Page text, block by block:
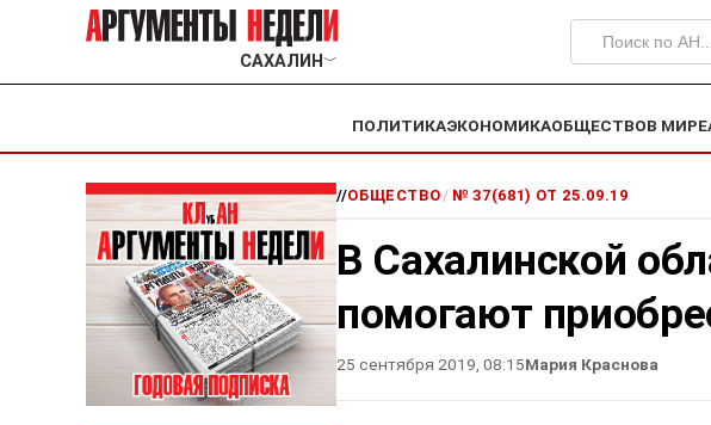
САХАЛИН ﹀
ПОЛИТИКАЭКОНОМИКАОБЩЕСТВОВ МИРЕ
//ОБЩЕСТВО/ № 37(681) ОТ 25.09.19
В Сахалинской
помогают
25 сентября 2019, 08:15Мария Краснова